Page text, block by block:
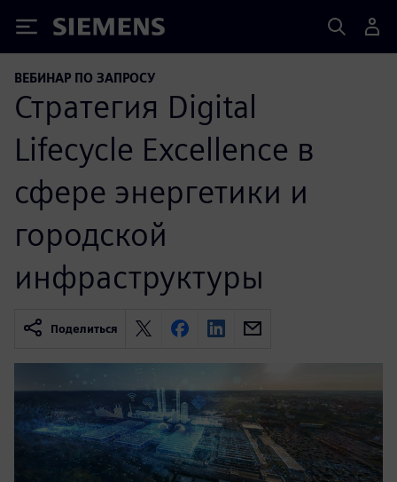
Siemens
ВЕБИНАР ПО ЗАПРОСУ
Стратегия Digital
Lifecycle Excellence в
сфере энергетики и
городской
инфраструктуры
Поделиться